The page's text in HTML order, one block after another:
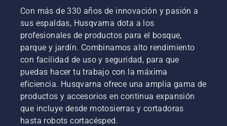
Con más de 330 años de innovación y pasión a
sus espaldas, Husqvarna dota a los
profesionales de productos para el bosque,
parque y jardín. Combinamos alto rendimiento
con facilidad de uso y seguridad, para que
puedas hacer tu trabajo con la máxima
eficiencia. Husqvarna ofrece una amplia gama de
productos y accesorios en continua expansión
que incluye desde motosierras y cortadoras
hasta robots cortacésped.